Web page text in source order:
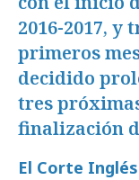
2016-2017, y
primeros
decidido
tres
finalización
El Corte Inglés